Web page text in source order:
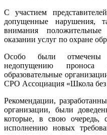
С участием
допущенные нарушения,
внимания
оказании услуг по охране
Особо были отмечены
недопущению проноса
образовательные
СРО Ассоциация «Школа без
Рекомендации,
организации, были
которые, в свою очередь,
исполнению новых